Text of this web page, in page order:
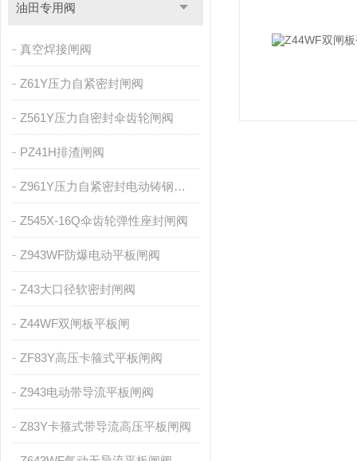
油田专用阀
真空焊接闸阀
Z61Y压力自紧密封闸阀
Z561Y压力自密封伞齿轮闸阀
PZ41H排渣闸阀
Z961Y压力自紧密封电动铸钢闸阀
Z545X-16Q伞齿轮弹性座封闸阀
Z943WF防爆电动平板闸阀
Z43大口径软密封闸阀
Z44WF双闸板平板闸
ZF83Y高压卡箍式平板闸阀
Z943电动带导流平板闸阀
Z83Y卡箍式带导流高压平板闸阀